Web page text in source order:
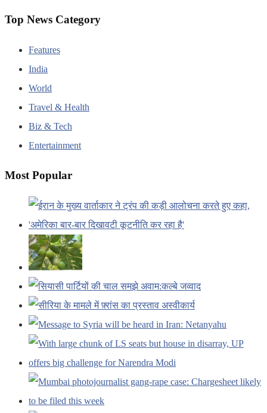
Top News Category
Features
India
World
Travel & Health
Biz & Tech
Entertainment
Most Popular